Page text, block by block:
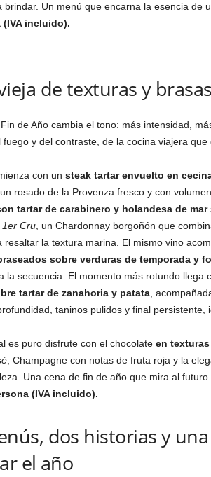
brindar. Un menú que encarna la esencia de
(IVA incluido).
de texturas y brasas
de Año cambia el tono: más intensidad,
fuego y del contraste, de la cocina viajera que
con un steak tartar envuelto en
rosado de la Provenza fresco y con
tartar de carabinero y holandesa de mar
Cru, un Chardonnay borgoñón que
resaltar la textura marina. El mismo vino
sobre verduras de temporada y
la secuencia. El momento más rotundo llega
tartar de zanahoria y patata,
taninos pulidos y final persistente,
es puro disfrute con el chocolateen texturas
, Champagne con notas de fruta roja y la
Una cena de fin de año que mira al futuro
(IVA incluido).
dos historias y
el año